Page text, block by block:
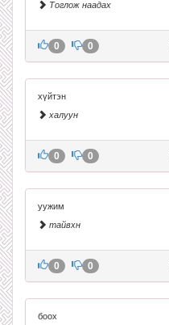
Тоглож наадах
0 0
хүйтэн
халуун
0 0
уужим
тайвхн
0 0
боох